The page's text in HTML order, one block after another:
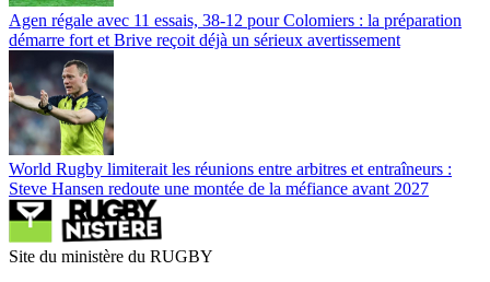
Agen régale avec 11 essais, 38-12 pour Colomiers : la préparation
démarre fort et Brive reçoit déjà un sérieux avertissement
World Rugby limiterait les réunions entre arbitres et entraîneurs :
Steve Hansen redoute une montée de la méfiance avant 2027
Site du ministère du RUGBY